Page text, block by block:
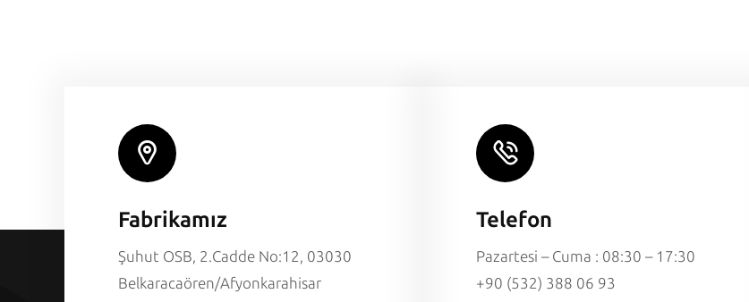
Fabrikamız
Şuhut OSB, 2.Cadde No:12, 03030
Belkaracaören/Afyonkarahisar
Telefon
Pazartesi – Cuma : 08:30 – 17:30
+90 (532) 388 06 93